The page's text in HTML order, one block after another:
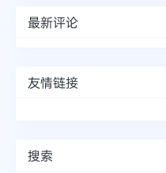
最新评论
友情链接
搜索